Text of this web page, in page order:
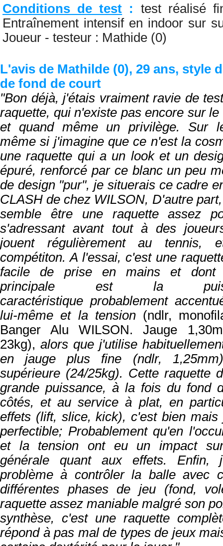
Conditions de test : test réalisé
Entraînement intensif en indoor sur
Joueur - testeur : Mathide (0)
L'avis de Mathilde (0), 29 ans, style
de fond de court
"Bon déjà, j'étais vraiment ravie de
raquette, qui n'existe pas encore sur
et quand même un privilège. Sur
même si j'imagine que ce n'est la
une raquette qui a un look et un
épuré, renforcé par ce blanc un peu
de design "pur", je situerais ce cadre
CLASH de chez WILSON, D'autre
semble être une raquette assez
s'adressant avant tout à des
jouent régulièrement au tennis,
compétiton. A l'essai, c'est une
facile de prise en mains et dont
principale est la
caractéristiqueprobablement
lui-même et la tension (ndlr,
Banger Alu WILSON. Jauge
23kg), alors que j'utilise
en jauge plus fine (ndlr,
supérieure (24/25kg). Cette raquette
grande puissance, à la fois du fond
côtés, et au service à plat, en
effets (lift, slice, kick), c'est bien
perfectible; Probablement qu'en
et la tension ont eu un impact
générale quant aux effets.
problème à contrôler la balle avec
différentes phases de jeu (fond,
raquette assez maniable malgré son
synthèse, c'est une raquette
répond à pas mal de types de jeux